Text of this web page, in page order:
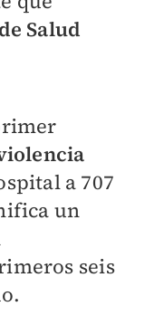
Salud
a 707
un
seis